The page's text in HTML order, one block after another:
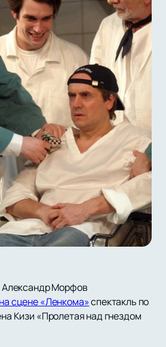
Александр Морфов
на сцене «Ленкома»спектакль по
Кизи «Пролетая над гнездом